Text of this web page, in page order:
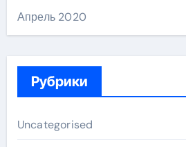
Апрель 2020
Рубрики
Uncategorised